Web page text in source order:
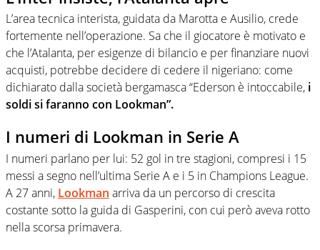
L’area tecnica interista, guidata da Marotta e Ausilio, crede
fortemente nell’operazione. Sa che il giocatore è motivato e
che l’Atalanta, per esigenze di bilancio e per finanziare nuovi
acquisti, potrebbe decidere di cedere il nigeriano: come
dichiarato dalla società bergamasca “Ederson è intoccabile, i
soldi si faranno con Lookman”.
I numeri di Lookman in Serie A
I numeri parlano per lui: 52 gol in tre stagioni, compresi i 15
messi a segno nell’ultima Serie A e i 5 in Champions League.
A 27 anni, Lookman arriva da un percorso di crescita
costante sotto la guida di Gasperini, con cui però aveva rotto
nella scorsa primavera.